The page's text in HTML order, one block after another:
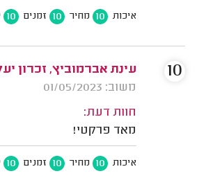
איכות 10 מחיר 10 זמנים 10
עינת אברמוביץ, זכרון
משוב: 01/05/2023
חוות דעת:
מאד פרקטי!
איכות 10 מחיר 10 זמנים 10
10